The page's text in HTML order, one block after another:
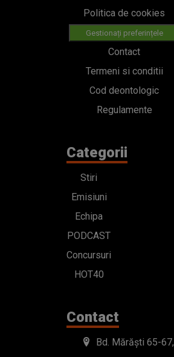
Politica de cookies
Gestionați preferințele
Contact
Termeni si conditii
Cod deontologic
Regulamente
Categorii
Stiri
Emisiuni
Echipa
PODCAST
Concursuri
HOT40
Contact
Bd. Mărăști 65-67,